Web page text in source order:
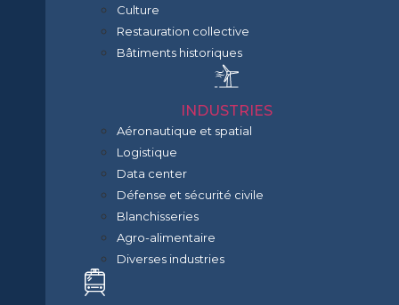
Culture
Restauration collective
Bâtiments historiques
INDUSTRIES
Aéronautique et spatial
Logistique
Data center
Défense et sécurité civile
Blanchisseries
Agro-alimentaire
Diverses industries